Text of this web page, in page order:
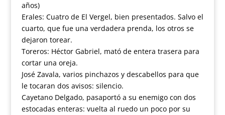
años)
Erales: Cuatro de El Vergel, bien presentados. Salvo el
cuarto, que fue una verdadera prenda, los otros se
dejaron torear.
Toreros: Héctor Gabriel, mató de entera trasera para
cortar una oreja.
José Zavala, varios pinchazos y descabellos para que
le tocaran dos avisos: silencio.
Cayetano Delgado, pasaportó a su enemigo con dos
estocadas enteras: vuelta al ruedo un poco por su